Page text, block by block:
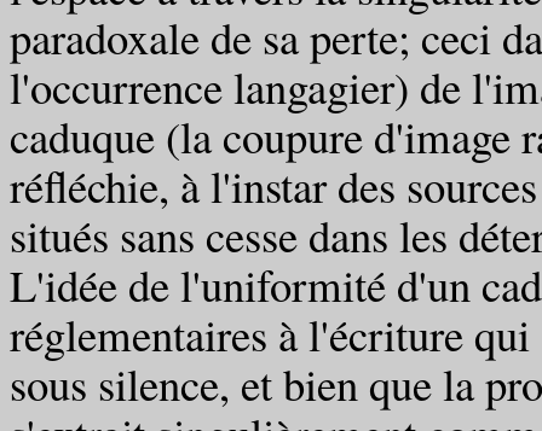
paradoxale de sa perte; ceci
l'occurrence langagier) de
caduque (la coupure d'image
réfléchie, à l'instar des
situés sans cesse dans les
L'idée de l'uniformité d'un
réglementaires à l'écriture qui
sous silence, et bien que la